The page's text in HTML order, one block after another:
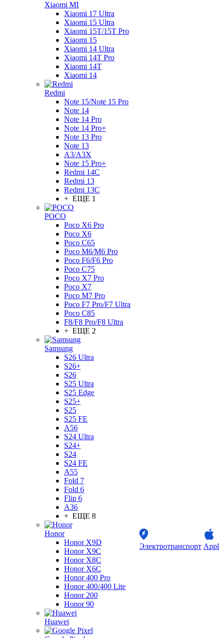
Xiaomi MI
Xiaomi 17 Ultra
Xiaomi 15 Ultra
Xiaomi 15T/15T Pro
Xiaomi 15
Xiaomi 14 Ultra
Xiaomi 14T Pro
Xiaomi 14T
Xiaomi 14
Redmi
Note 15/Note 15 Pro
Note 14
Note 14 Pro
Note 14 Pro+
Note 13 Pro
Note 13
A3/A3X
Note 15 Pro+
Redmi 14C
Redmi 13
Redmi 13C
+ ЕЩЕ 1
POCO
Poco X6 Pro
Poco X6
Poco C65
Poco M6/M6 Pro
Poco F6/F6 Pro
Poco C75
Poco X7 Pro
Poco X7
Poco M7 Pro
Poco F7 Pro/F7 Ultra
Poco C85
F8/F8 Pro/F8 Ultra
+ ЕЩЕ 2
Samsung
S26 Ultra
S26+
S26
S25 Ultra
S25 Edge
S25+
S25
S25 FE
A56
S24 Ultra
S24+
S24
S24 FE
A55
Fold 7
Fold 6
Flip 6
A36
+ ЕЩЕ 8
Honor
Honor X9D
Honor X9C
Honor X8C
Honor X6C
Honor 400 Pro
Honor 400/400 Lite
Honor 200
Honor 90
Huawei
Электротранспорт